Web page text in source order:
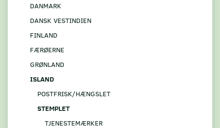
DANMARK
DANSK VESTINDIEN
FINLAND
FÆRØERNE
GRØNLAND
ISLAND
POSTFRISK/HÆNGSLET
STEMPLET
TJENESTEMÆRKER